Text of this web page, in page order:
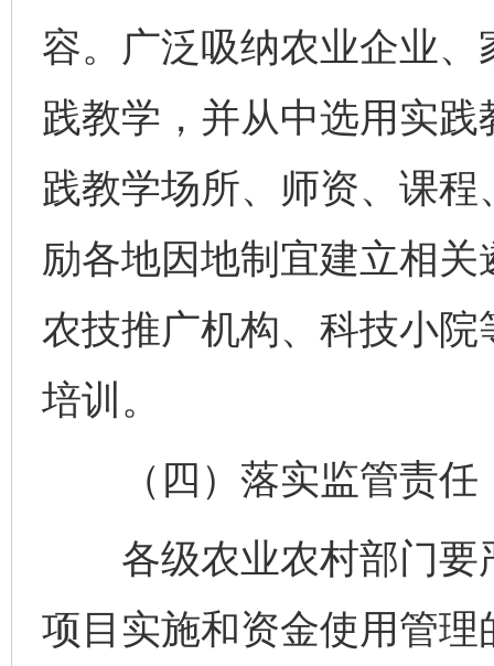
容。广泛吸纳农业企业
践教学，并从中选用实
践教学场所、师资、课
励各地因地制宜建立相
农技推广机构、科技小
培训。
（四）落实监管责任
各级农业农村部门要
项目实施和资金使用管